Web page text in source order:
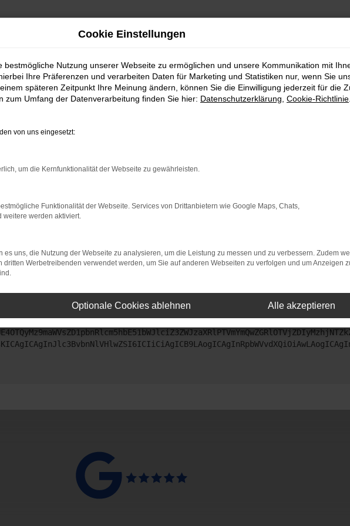
bestimmter Seiten verhindern. Funktioniert die Seite in einem anderen Browser
dem neuesten Stand sind.
kann auch dazu führen, dass bestimmte Funktionen nicht mehr unterstützt
uns bitte. Wir werden versuchen, das Problem zu beheben. Du kannst uns
Cookie Einstellungen
bestmögliche Nutzung unserer Webseite zu ermöglichen und unsere Kommunikation mit
Ihre Präferenzen und verarbeiten Daten für Marketing und Statistiken nur, wenn Sie
späteren Zeitpunkt Ihre Meinung ändern, können Sie die Einwilligung jederzeit für die
zum Umfang der Datenverarbeitung finden Sie hier: Datenschutzerklärung Cookie-Richtlinie
von uns eingesetzt:
um die Kernfunktionalität der Webseite zu gewährleisten.
Funktionalität der Webseite. Services von Drittanbietern wie Google Maps, Chats,
weitere werden aktiviert.
es uns, die Nutzung der Webseite zu analysieren, um die Leistung zu messen und zu verbessern. Zudem
dritten Werbetreibenden verwendet werden, um Sie auf anderen Webseiten zu verfolgen und um Anzeigen
Optionale Cookies ablehnen Alle akzeptieren